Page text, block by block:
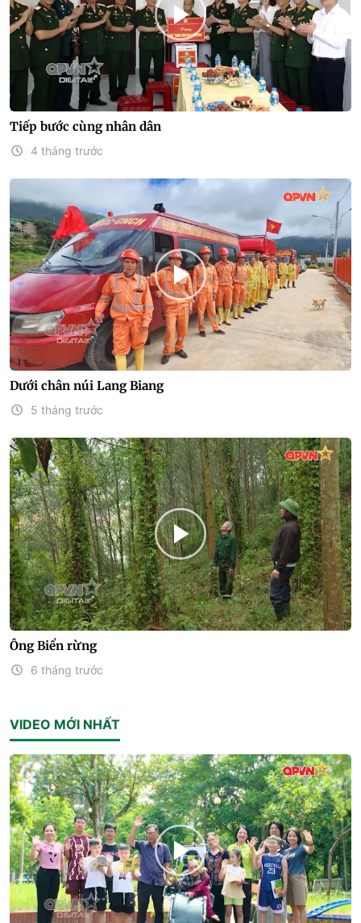
Tiếp bước cùng nhân dân
4 tháng trước
Dưới chân núi Lang Biang
5 tháng trước
Ông Biển rừng
6 tháng trước
VIDEO MỚI NHẤT